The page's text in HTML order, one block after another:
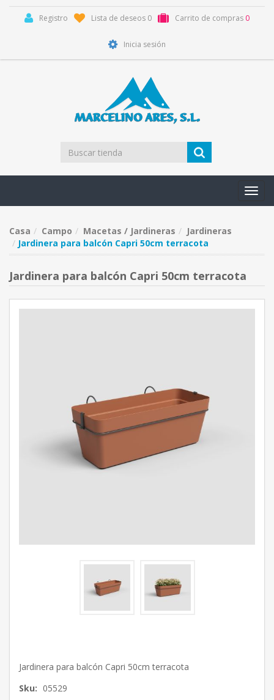
Registro Lista de deseos 0 Carrito de compras 0
Inicia sesión
Casa Campo Macetas / Jardineras
Jardineras
Jardinera para balcón Capri 50cm terracota
Jardinera para balcón Capri 50cm terracota
Jardinera para balcón Capri 50cm terracota
Sku: 05529